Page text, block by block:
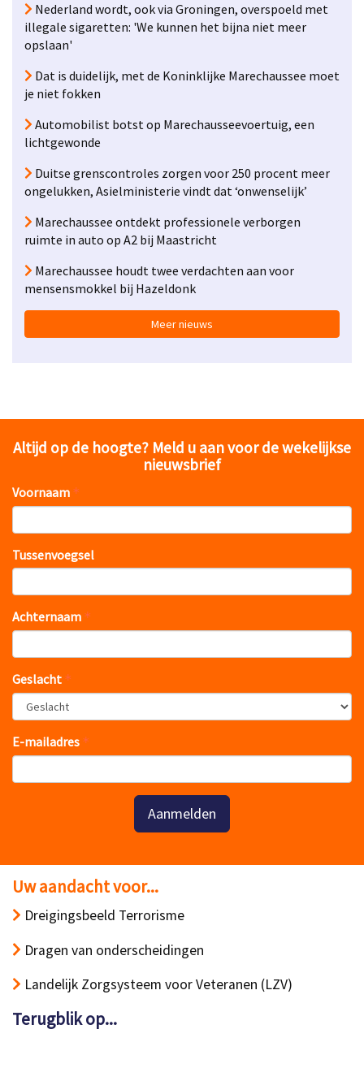
Nederland wordt, ook via Groningen, overspoeld met
illegale sigaretten: 'We kunnen het bijna niet meer
opslaan'
Dat is duidelijk, met de Koninklijke Marechaussee moet
je niet fokken
Automobilist botst op Marechausseevoertuig, een
lichtgewonde
Duitse grenscontroles zorgen voor 250 procent meer
ongelukken, Asielministerie vindt dat ‘onwenselijk’
Marechaussee ontdekt professionele verborgen
ruimte in auto op A2 bij Maastricht
Marechaussee houdt twee verdachten aan voor
mensensmokkel bij Hazeldonk
Meer nieuws
Altijd op de hoogte? Meld u aan voor de wekelijkse
nieuwsbrief
Voornaam
Tussenvoegsel
Achternaam
Geslacht
E-mailadres
Aanmelden
Uw aandacht voor...
Dreigingsbeeld Terrorisme
Dragen van onderscheidingen
Landelijk Zorgsysteem voor Veteranen (LZV)
Terugblik op...